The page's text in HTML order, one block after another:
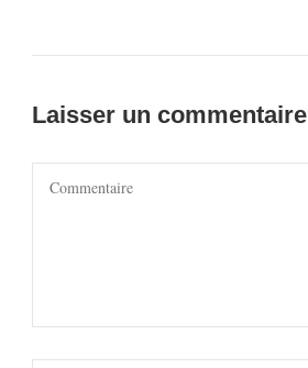
Laisser un commentaire